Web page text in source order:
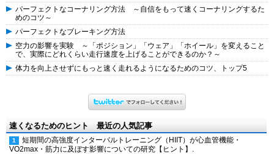
パーフェクトなコーナリング方法 ～自信をもって速くコーナリングするた
めのコツ～
パーフェクトなブレーキング方法
空力の影響を実験 ～「ポジション」「ウェア」「ホイール」を変えること
で、実際にどれくらい走行速度を上げることができるのか？～
体力を向上させずにもっと速く走れるようになるためのコツ、トップ5
速くなるためのヒント 最近の人気記事
短期間の高強度インターバルトレーニング（HIIT）が心血管機能・
VO2max・筋力に及ぼす影響についての研究【ヒント】.